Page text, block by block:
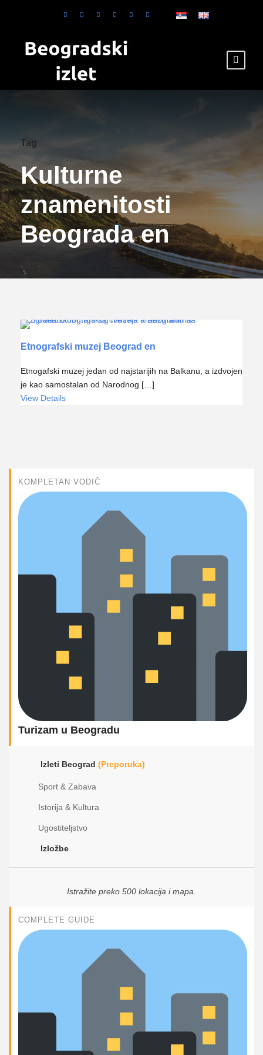
Tag
Kulturne
znamenitosti
Beograda en
Etnografski muzej Beograd en
Etnogafski muzej jedan od najstarijih na Balkanu, a izdvojen
je kao samostalan od Narodnog […]
View Details
KOMPLETAN VODIČ
Turizam u Beogradu
Izleti Beograd (Preporuka)
Sport & Zabava
Istorija & Kultura
Ugostiteljstvo
Izložbe
Istražite preko 500 lokacija i mapa.
COMPLETE GUIDE